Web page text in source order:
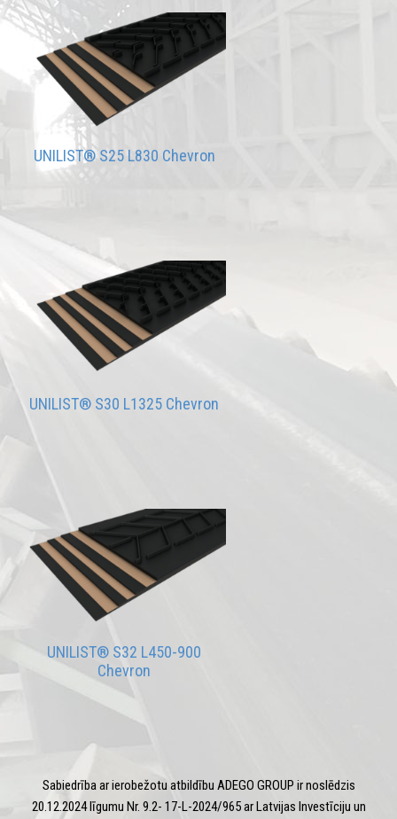
UNILIST® S25 L830 Chevron
UNILIST® S30 L1325 Chevron
UNILIST® S32 L450-900
Chevron
Sabiedrība ar ierobežotu atbildību ADEGO GROUP ir noslēdzis
20.12.2024 līgumu Nr. 9.2- 17-L-2024/965 ar Latvijas Investīciju un